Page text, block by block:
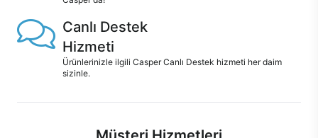
Canlı Destek
Hizmeti
Ürünlerinizle ilgili Casper Canlı Destek hizmeti her daim
sizinle.